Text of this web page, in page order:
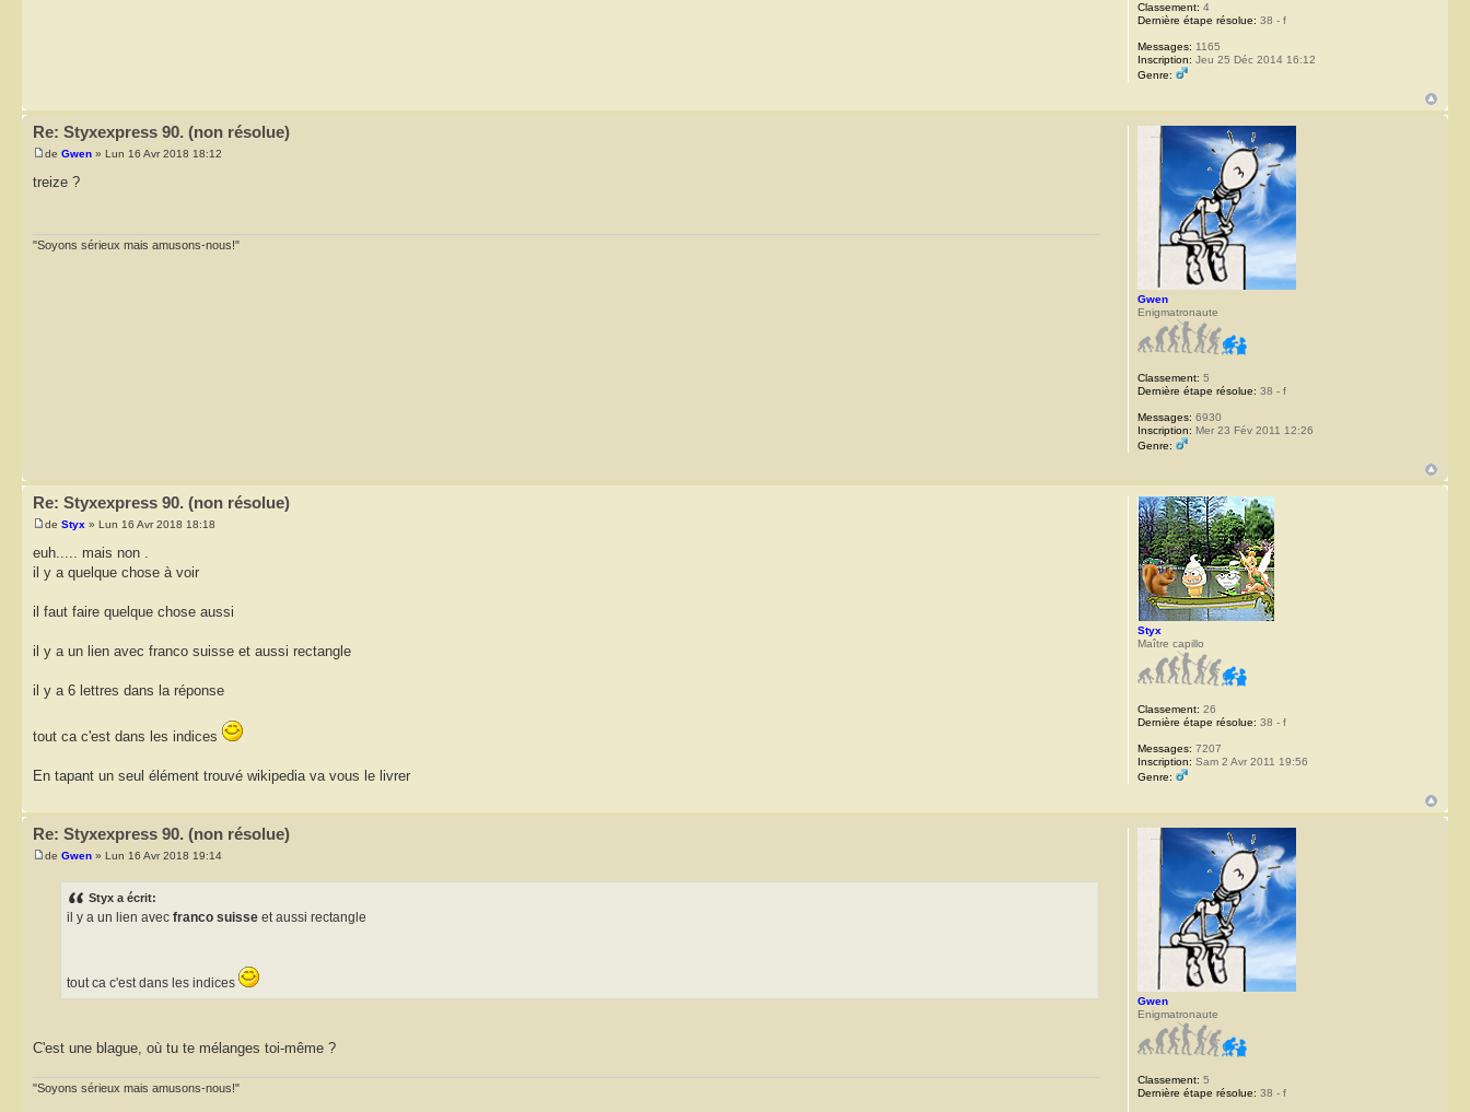
Classement: 4
Dernière étape résolue: 38 - f
Messages: 1165
Inscription: Jeu 25 Déc 2014 16:12
Genre:
Re: Styxexpress 90. (non résolue)
de Gwen » Lun 16 Avr 2018 18:12
treize ?
"Soyons sérieux mais amusons-nous!"
Gwen
Enigmatronaute
Classement: 5
Dernière étape résolue: 38 - f
Messages: 6930
Inscription: Mer 23 Fév 2011 12:26
Genre:
Re: Styxexpress 90. (non résolue)
de Styx » Lun 16 Avr 2018 18:18
euh..... mais non .
il y a quelque chose à voir
il faut faire quelque chose aussi
il y a un lien avec franco suisse et aussi rectangle
il y a 6 lettres dans la réponse
tout ca c'est dans les indices
En tapant un seul élément trouvé wikipedia va vous le livrer
Styx
Maître capillo
Classement: 26
Dernière étape résolue: 38 - f
Messages: 7207
Inscription: Sam 2 Avr 2011 19:56
Genre:
Re: Styxexpress 90. (non résolue)
de Gwen » Lun 16 Avr 2018 19:14
Styx a écrit:
il y a un lien avec franco suisse et aussi rectangle
tout ca c'est dans les indices
C'est une blague, où tu te mélanges toi-même ?
"Soyons sérieux mais amusons-nous!"
Gwen
Enigmatronaute
Classement: 5
Dernière étape résolue: 38 - f